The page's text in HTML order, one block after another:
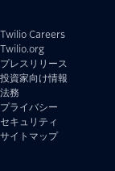
Twilio Careers
Twilio.org
プレスリリース
投資家向け情報
法務
プライバシー
セキュリティ
サイトマップ